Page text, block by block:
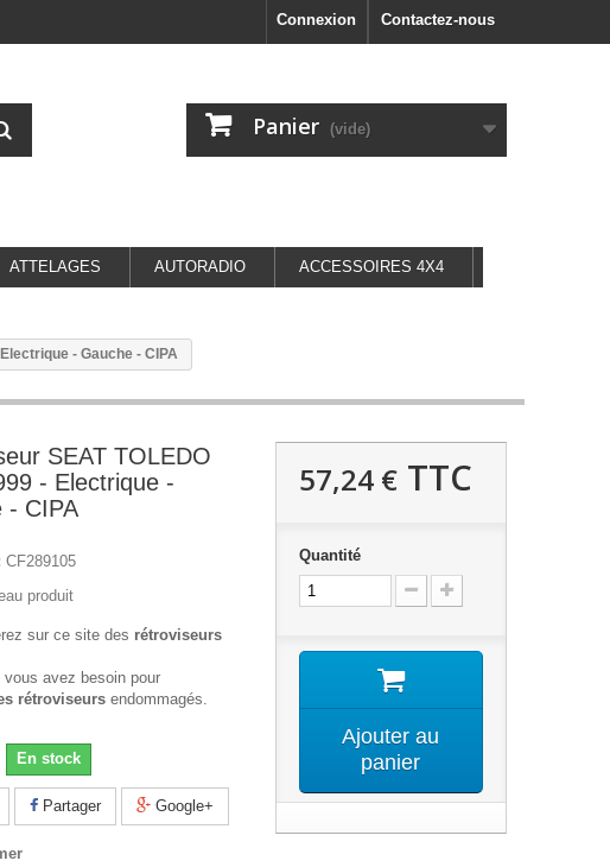
Contactez-nous
Connexion
Panier (vide)
ATTELAGES AUTORADIO ACCESSOIRES 4X4
- Gauche - CIPA
SEAT TOLEDO
- Electrique -
- CIPA
CF289105
produit
sur ce site des rétroviseurs
vous avez besoin pour
rétroviseurs endommagés.
En stock
Partager Google+
57,24 €TTC
Quantité
Ajouter au
panier